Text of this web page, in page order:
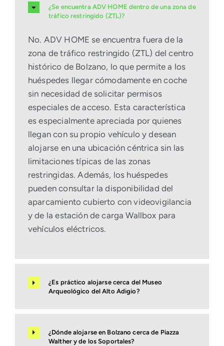
¿Se encuentra ADV HOME dentro de una zona de
tráfico restringido (ZTL)?
No. ADV HOME se encuentra fuera de la
zona de tráfico restringido (ZTL) del centro
histórico de Bolzano, lo que permite a los
huéspedes llegar cómodamente en coche
sin necesidad de solicitar permisos
especiales de acceso. Esta característica
es especialmente apreciada por quienes
llegan con su propio vehículo y desean
alojarse en una ubicación céntrica sin las
limitaciones típicas de las zonas
restringidas. Además, los huéspedes
pueden consultar la disponibilidad del
aparcamiento cubierto con videovigilancia
y de la estación de carga Wallbox para
vehículos eléctricos.
¿Es práctico alojarse cerca del Museo
Arqueológico del Alto Adigio?
¿Dónde alojarse en Bolzano cerca de Piazza
Walther y de los Soportales?